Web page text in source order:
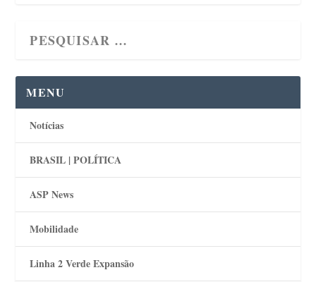
MENU
Notícias
BRASIL | POLÍTICA
ASP News
Mobilidade
Linha 2 Verde Expansão